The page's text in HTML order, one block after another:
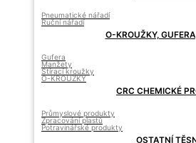
Pneumatické nářadí
Ruční nářadí
O-KROUŽKY,
Gufera
Manžety
Stírací kroužky
O-KROUŽKY
CRC CHEMICKÉ
Průmyslové produkty
Zpracování plastů
Potravinářské produkty
OSTATNÍ